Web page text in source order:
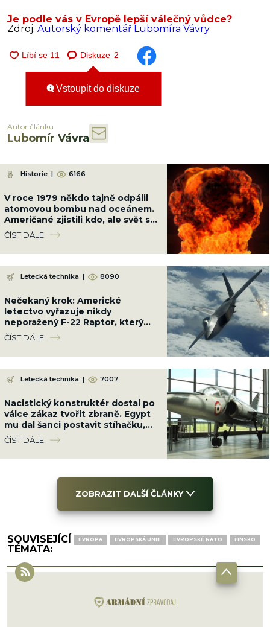
Je podle vás v Evropě lepší válečný vůdce?
Zdroj: Autorský komentář Lubomíra Vávry
Diskuze 2
Vstoupit do diskuze
Autor článku
Lubomír Vávra
Historie | 6166
V roce 1979 někdo tajně odpálil
atomovou bombu nad oceánem.
Američané zjistili kdo, ale svět se
to nesměl dozvědět
ČÍST DÁLE
Letecká technika | 8090
Nečekaný krok: Americké
letectvo vyřazuje nikdy
neporažený F-22 Raptor, který
zničí jakékoliv letadlo světa
ČÍST DÁLE
Letecká technika | 7007
Nacistický konstruktér dostal po
válce zákaz tvořit zbraně. Egypt
mu dal šanci postavit stíhačku,
která překonala MiG-21
ČÍST DÁLE
ZOBRAZIT DALŠÍ ČLÁNKY
SOUVISEJÍCÍ
TÉMATA:
EVROPA EVROPSKÁ UNIE EVROPSKÉ NATO FINSKO